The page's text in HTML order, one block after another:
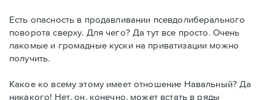
Есть опасность в продавливании псевдолиберального
поворота сверху. Для чего? Да тут все просто. Очень
лакомые и громадные куски на приватизации можно
получить.
Какое ко всему этому имеет отношение Навальный? Да
никакого! Нет, он, конечно, может встать в ряды